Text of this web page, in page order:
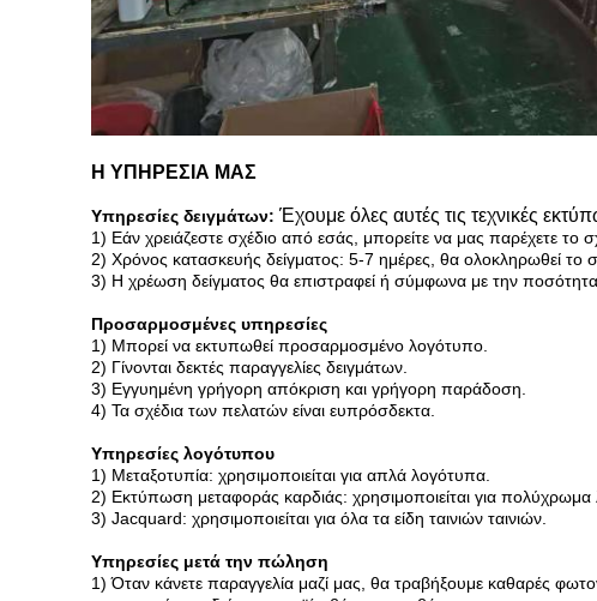
Η ΥΠΗΡΕΣΙΑ ΜΑΣ
Υπηρεσίες δειγμάτων: Έχουμε όλες αυτές τις τεχνικές
1) Εάν χρειάζεστε σχέδιο από εσάς, μπορείτε να μας παρέχετε το
2) Χρόνος κατασκευής δείγματος: 5-7 ημέρες, θα ολοκληρωθεί το
3) Η χρέωση δείγματος θα επιστραφεί ή σύμφωνα με την
Προσαρμοσμένες υπηρεσίες
1) Μπορεί να εκτυπωθεί προσαρμοσμένο λογότυπο.
2) Γίνονται δεκτές παραγγελίες δειγμάτων.
3) Εγγυημένη γρήγορη απόκριση και γρήγορη παράδοση.
4) Τα σχέδια των πελατών είναι ευπρόσδεκτα.
Υπηρεσίες λογότυπου
1) Μεταξοτυπία: χρησιμοποιείται για απλά λογότυπα.
2) Εκτύπωση μεταφοράς καρδιάς: χρησιμοποιείται για πολύχρωμα
3) Jacquard: χρησιμοποιείται για όλα τα είδη ταινιών ταινιών.
Υπηρεσίες μετά την πώληση
1) Όταν κάνετε παραγγελία μαζί μας, θα τραβήξουμε καθαρές